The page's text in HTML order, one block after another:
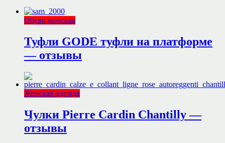
Обувь женская
Туфли GODE туфли на платформе
— отзывы
Женская одежда
Чулки Pierre Cardin Chantilly —
отзывы